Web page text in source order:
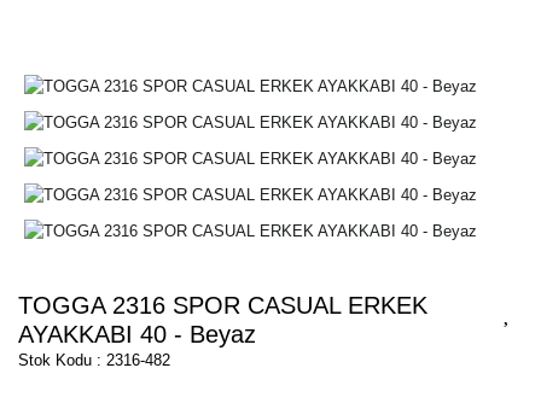
TOGGA 2316 SPOR CASUAL ERKEK
AYAKKABI 40 - Beyaz
Stok Kodu : 2316-482